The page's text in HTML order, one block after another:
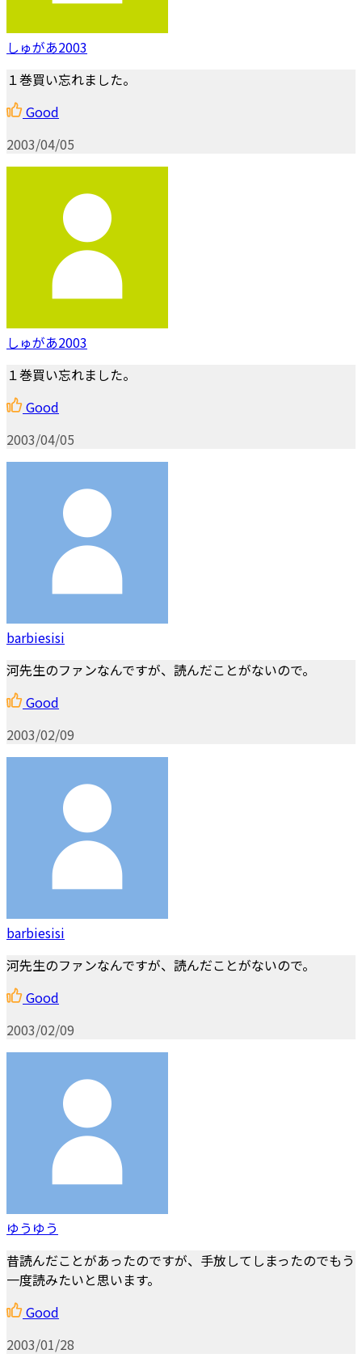
しゅがあ2003
１巻買い忘れました。
Good
2003/04/05
しゅがあ2003
１巻買い忘れました。
Good
2003/04/05
barbiesisi
河先生のファンなんですが、読んだことがないので。
Good
2003/02/09
barbiesisi
河先生のファンなんですが、読んだことがないので。
Good
2003/02/09
ゆうゆう
昔読んだことがあったのですが、手放してしまったのでもう
一度読みたいと思います。
Good
2003/01/28